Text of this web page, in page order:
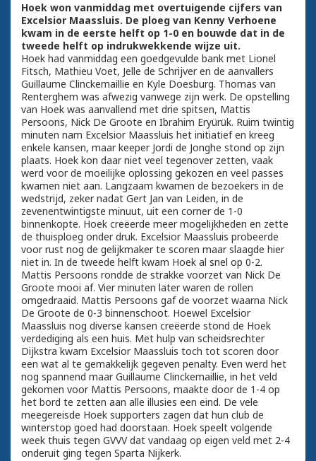
Hoek won vanmiddag met overtuigende cijfers van
Excelsior Maassluis. De ploeg van Kenny Verhoene
kwam in de eerste helft op 1-0 en bouwde dat in de
tweede helft op indrukwekkende wijze uit.
Hoek had vanmiddag een goedgevulde bank met Lionel
Fitsch, Mathieu Voet, Jelle de Schrijver en de aanvallers
Guillaume Clinckemaillie en Kyle Doesburg. Thomas van
Renterghem was afwezig vanwege zijn werk. De opstelling
van Hoek was aanvallend met drie spitsen, Mattis
Persoons, Nick De Groote en Ibrahim Eryürük. Ruim twintig
minuten nam Excelsior Maassluis het initiatief en kreeg
enkele kansen, maar keeper Jordi de Jonghe stond op zijn
plaats. Hoek kon daar niet veel tegenover zetten, vaak
werd voor de moeilijke oplossing gekozen en veel passes
kwamen niet aan. Langzaam kwamen de bezoekers in de
wedstrijd, zeker nadat Gert Jan van Leiden, in de
zevenentwintigste minuut, uit een corner de 1-0
binnenkopte. Hoek creëerde meer mogelijkheden en zette
de thuisploeg onder druk. Excelsior Maassluis probeerde
voor rust nog de gelijkmaker te scoren maar slaagde hier
niet in. In de tweede helft kwam Hoek al snel op 0-2.
Mattis Persoons rondde de strakke voorzet van Nick De
Groote mooi af. Vier minuten later waren de rollen
omgedraaid. Mattis Persoons gaf de voorzet waarna Nick
De Groote de 0-3 binnenschoot. Hoewel Excelsior
Maassluis nog diverse kansen creëerde stond de Hoek
verdediging als een huis. Met hulp van scheidsrechter
Dijkstra kwam Excelsior Maassluis toch tot scoren door
een wat al te gemakkelijk gegeven penalty. Even werd het
nog spannend maar Guillaume Clinckemaillie, in het veld
gekomen voor Mattis Persoons, maakte door de 1-4 op
het bord te zetten aan alle illusies een eind. De vele
meegereisde Hoek supporters zagen dat hun club de
winterstop goed had doorstaan. Hoek speelt volgende
week thuis tegen GVVV dat vandaag op eigen veld met 2-4
onderuit ging tegen Sparta Nijkerk.